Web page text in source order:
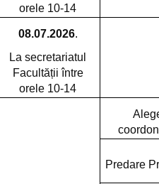
orele 10-14
08.07.2026.
La secretariatul
Facultății între
orele 10-14
Predare